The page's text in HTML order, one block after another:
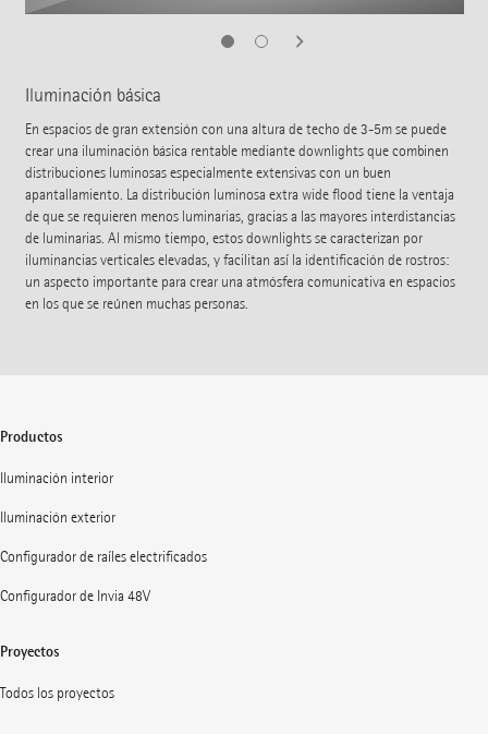
Iluminación básica
En espacios de gran extensión con una altura de techo de 3-5m se puede
crear una iluminación básica rentable mediante downlights que combinen
distribuciones luminosas especialmente extensivas con un buen
apantallamiento. La distribución luminosa extra wide flood tiene la ventaja
de que se requieren menos luminarias, gracias a las mayores interdistancias
de luminarias. Al mismo tiempo, estos downlights se caracterizan por
iluminancias verticales elevadas, y facilitan así la identificación de rostros:
un aspecto importante para crear una atmósfera comunicativa en espacios
en los que se reúnen muchas personas.
Productos
Iluminación interior
Iluminación exterior
Configurador de raíles electrificados
Configurador de Invia 48V
Proyectos
Todos los proyectos